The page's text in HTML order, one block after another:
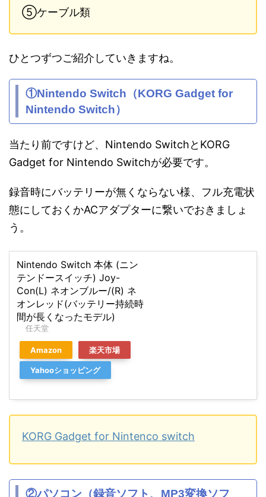
⑤ケーブル類
ひとつずつご紹介していきますね。
①Nintendo Switch（KORG Gadget for
Nintendo Switch）
当たり前ですけど、Nintendo SwitchとKORG
Gadget for Nintendo Switchが必要です。
録音時にバッテリーが無くならない様、フル充電状
態にしておくかACアダプターに繋いでおきましょ
う。
Nintendo Switch 本体 (ニン
テンドースイッチ) Joy-
Con(L) ネオンブルー/(R) ネ
オンレッド(バッテリー持続時
間が長くなったモデル)
任天堂
Amazon 楽天市場
Yahooショッピング
KORG Gadget for Nintenco switch
②パソコン（録音ソフト、MP3変換ソフ